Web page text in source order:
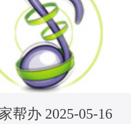
帮办 2025-05-16